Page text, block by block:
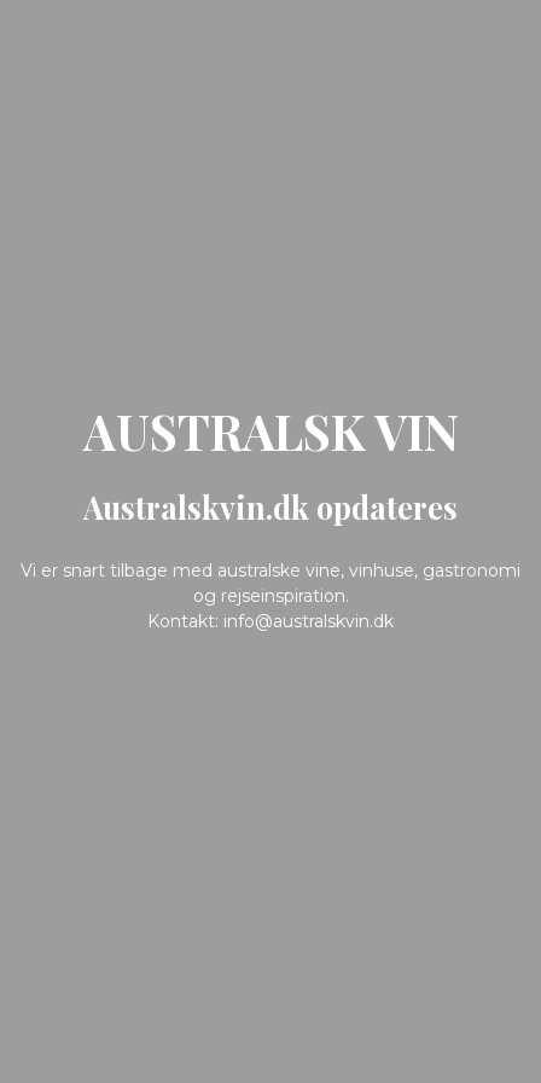
AUSTRALSK VIN
Australskvin.dk opdateres
Vi er snart tilbage med australske vine, vinhuse, gastronomi
og rejseinspiration.
Kontakt: info@australskvin.dk